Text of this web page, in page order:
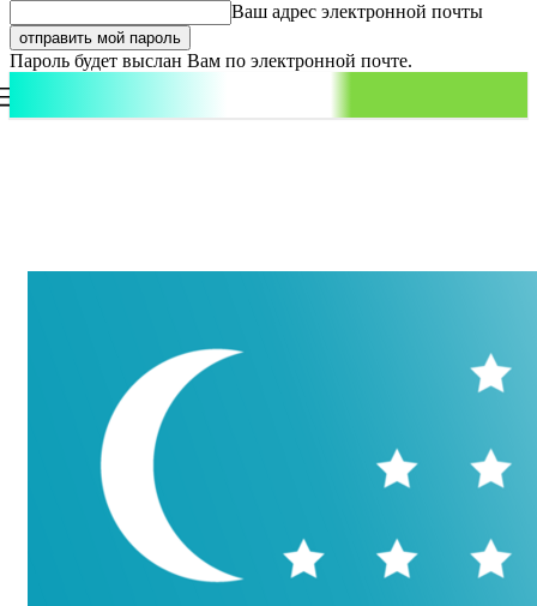
Ваш адрес электронной почты
Пароль будет выслан Вам по электронной почте.